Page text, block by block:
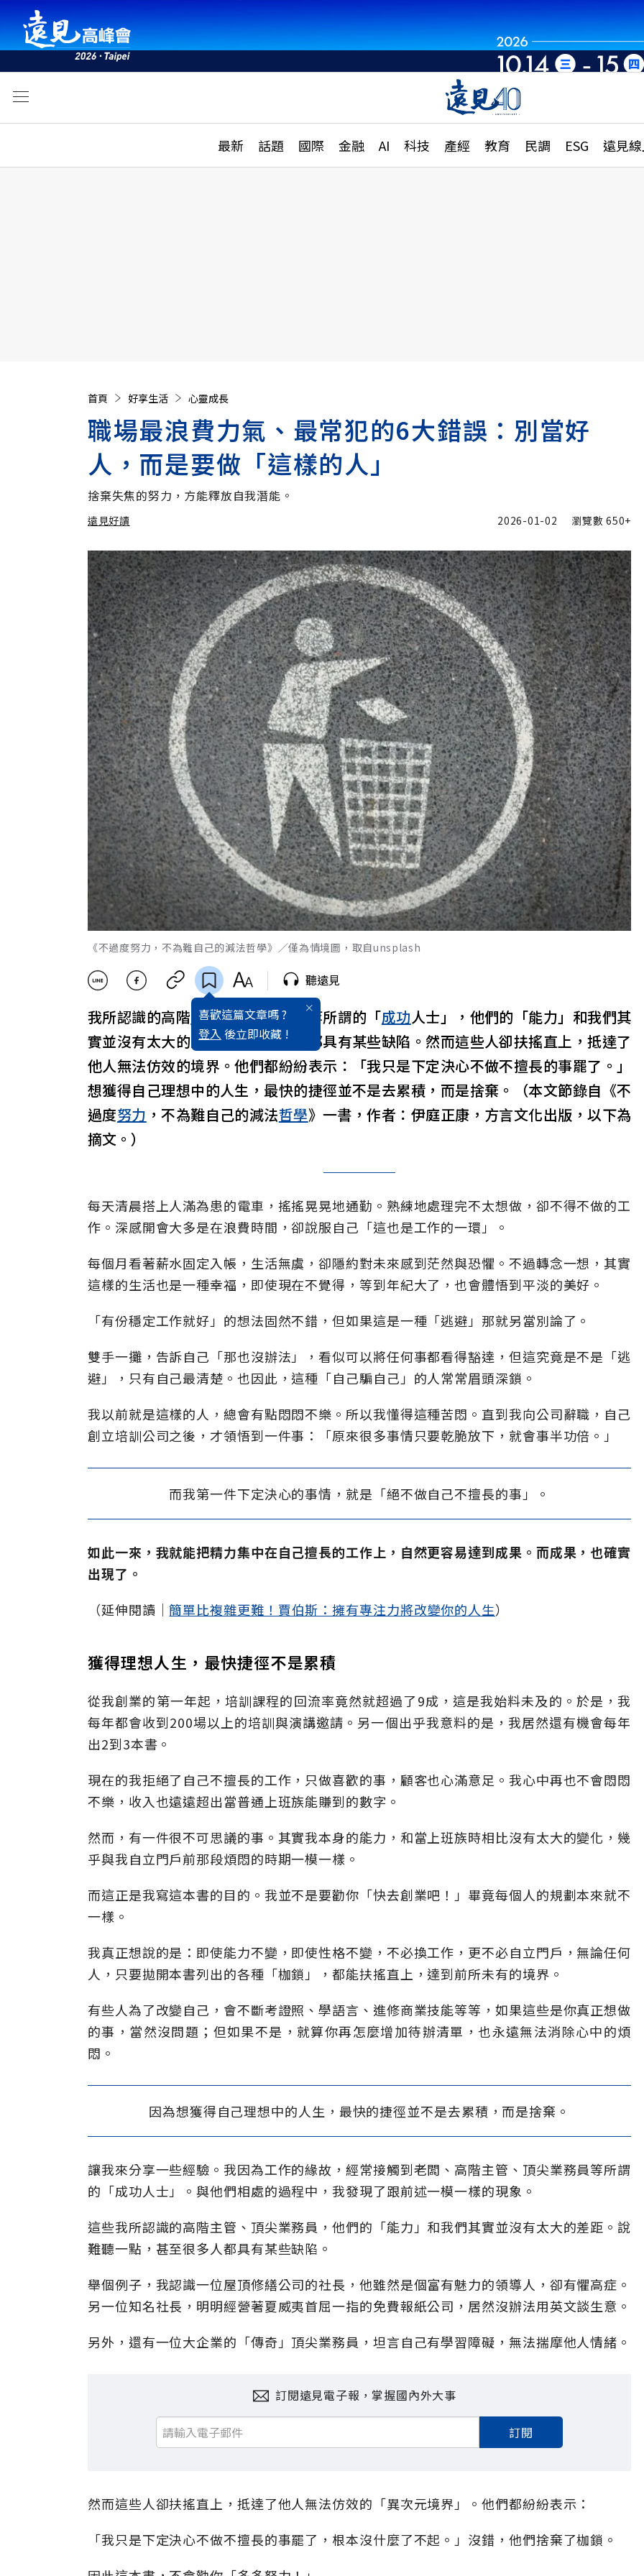
最新 話題 國際 金融 AI 科技 產經 教育 民調 ESG 遠見
活動
話題
國際
特輯
大學升學、職涯攻略
縣市施政調查全解析
首頁 好享生活 心靈成長
職場最浪費力氣、最常犯的6大錯誤：別當好
人，而是要做「這樣的人」
捨棄失焦的努力，方能釋放自我潛能。
遠見好讀
遠見好讀 加入追蹤
2026-01-02 瀏覽數650+
《不過度努力，不為難自己的減法哲學》／僅為情境圖，取自unsplash
喜歡這篇文章嗎 ?
登入 後立即收藏 !
聽遠見
我所認識的高階 主管、頂尖業務 員等所謂的「成功人士」，他們的「能力」和我們其
實並沒有太大的差距，很多人甚至都具有某些缺陷。然而這些人卻扶搖直上，抵達了
他人無法仿效的境界。他們都紛紛表示：「我只是下定決心不做不擅長的事罷了。」
想獲得自己理想中的人生，最快的捷徑並不是去累積，而是捨棄。（本文節錄自《不
過度努力 ，不為難自己的減法哲學》一書，作者：伊庭正康，方言文化出版，以下為
摘文。）
每天清晨搭上人滿為患的電車，搖搖晃晃地通勤。熟練地處理完不太想做，卻不得不做的工
作。深感開會大多是在浪費時間，卻說服自己「這也是工作的一環」。
每個月看著薪水固定入帳，生活無虞，卻隱約對未來感到茫然與恐懼。不過轉念一想，其實
這樣的生活也是一種幸福，即使現在不覺得，等到年紀大了，也會體悟到平淡的美好。
「有份穩定工作就好」的想法固然不錯，但如果這是一種「逃避」那就另當別論了。
雙手一攤，告訴自己「那也沒辦法」，看似可以將任何事都看得豁達，但這究竟是不是「逃
避」，只有自己最清楚。也因此，這種「自己騙自己」的人常常眉頭深鎖。
我以前就是這樣的人，總會有點悶悶不樂。所以我懂得這種苦悶。直到我向公司辭職，自己
創立培訓公司之後，才領悟到一件事：「原來很多事情只要乾脆放下，就會事半功倍。」
而我第一件下定決心的事情，就是「絕不做自己不擅長的事」。
如此一來，我就能把精力集中在自己擅長的工作上，自然更容易達到成果。而成果，也確實
出現了。
（延伸閱讀│簡單比複雜更難！賈伯斯：擁有專注力將改變你的人生）
獲得理想人生，最快捷徑不是累積
從我創業的第一年起，培訓課程的回流率竟然就超過了9成，這是我始料未及的。於是，我
每年都會收到200場以上的培訓與演講邀請。另一個出乎我意料的是，我居然還有機會每年
出2到3本書。
現在的我拒絕了自己不擅長的工作，只做喜歡的事，顧客也心滿意足。我心中再也不會悶悶
不樂，收入也遠遠超出當普通上班族能賺到的數字。
然而，有一件很不可思議的事。其實我本身的能力，和當上班族時相比沒有太大的變化，幾
乎與我自立門戶前那段煩悶的時期一模一樣。
而這正是我寫這本書的目的。我並不是要勸你「快去創業吧！」畢竟每個人的規劃本來就不
一樣。
我真正想說的是：即使能力不變，即使性格不變，不必換工作，更不必自立門戶，無論任何
人，只要拋開本書列出的各種「枷鎖」，都能扶搖直上，達到前所未有的境界。
有些人為了改變自己，會不斷考證照、學語言、進修商業技能等等，如果這些是你真正想做
的事，當然沒問題；但如果不是，就算你再怎麼增加待辦清單，也永遠無法消除心中的煩
悶。
因為想獲得自己理想中的人生，最快的捷徑並不是去累積，而是捨棄。
讓我來分享一些經驗。我因為工作的緣故，經常接觸到老闆、高階主管、頂尖業務員等所謂
的「成功人士」。與他們相處的過程中，我發現了跟前述一模一樣的現象。
這些我所認識的高階主管、頂尖業務員，他們的「能力」和我們其實並沒有太大的差距。說
難聽一點，甚至很多人都具有某些缺陷。
舉個例子，我認識一位屋頂修繕公司的社長，他雖然是個富有魅力的領導人，卻有懼高症。
另一位知名社長，明明經營著夏威夷首屈一指的免費報紙公司，居然沒辦法用英文談生意。
另外，還有一位大企業的「傳奇」頂尖業務員，坦言自己有學習障礙，無法揣摩他人情緒。
訂閱遠見電子報，掌握國內外大事
訂閱
然而這些人卻扶搖直上，抵達了他人無法仿效的「異次元境界」。他們都紛紛表示：
「我只是下定決心不做不擅長的事罷了，根本沒什麼了不起。」沒錯，他們捨棄了枷鎖。